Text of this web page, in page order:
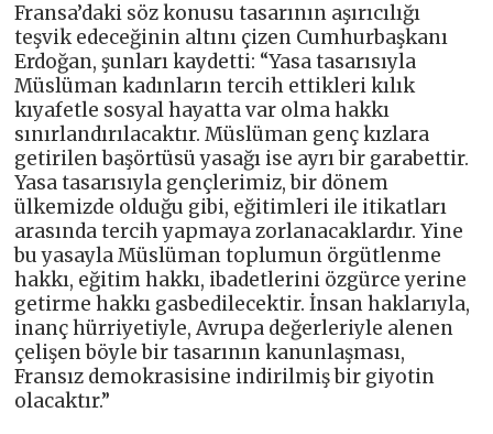
Fransa’daki söz konusu tasarının aşırıcılığı
teşvik edeceğinin altını çizen Cumhurbaşkanı
Erdoğan, şunları kaydetti: “Yasa tasarısıyla
Müslüman kadınların tercih ettikleri kılık
kıyafetle sosyal hayatta var olma hakkı
sınırlandırılacaktır. Müslüman genç kızlara
getirilen başörtüsü yasağı ise ayrı bir garabettir.
Yasa tasarısıyla gençlerimiz, bir dönem
ülkemizde olduğu gibi, eğitimleri ile itikatları
arasında tercih yapmaya zorlanacaklardır. Yine
bu yasayla Müslüman toplumun örgütlenme
hakkı, eğitim hakkı, ibadetlerini özgürce yerine
getirme hakkı gasbedilecektir. İnsan haklarıyla,
inanç hürriyetiyle, Avrupa değerleriyle alenen
çelişen böyle bir tasarının kanunlaşması,
Fransız demokrasisine indirilmiş bir giyotin
olacaktır.”